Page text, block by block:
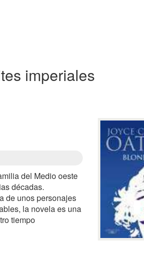
imperiales
del Medio oeste
décadas.
de unos personajes
la novela es una
tiempo